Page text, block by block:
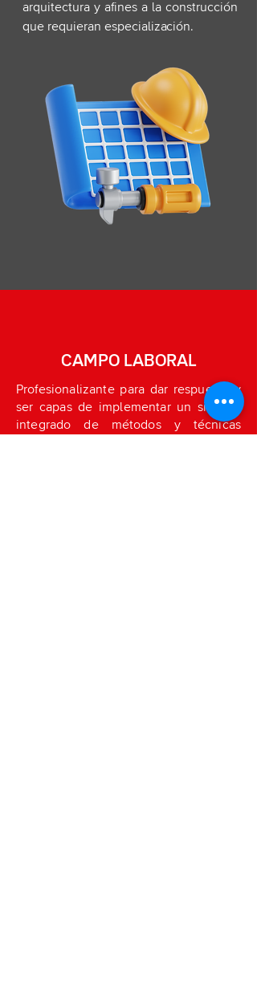
arquitectura y afines a la construcción
que requieran especialización.
CAMPO LABORAL
Profesionalizante para dar respuesta y
ser capas de implementar un sistema
integrado de métodos y técnicas